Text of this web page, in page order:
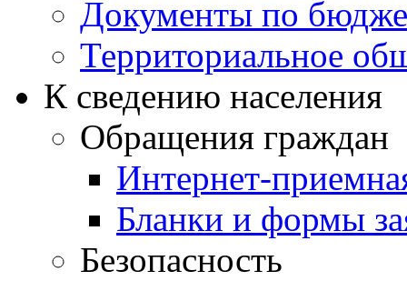
Документы по
Территориальное
К сведению населения
Обращения граждан
Интернет-
Бланки и формы
Безопасность